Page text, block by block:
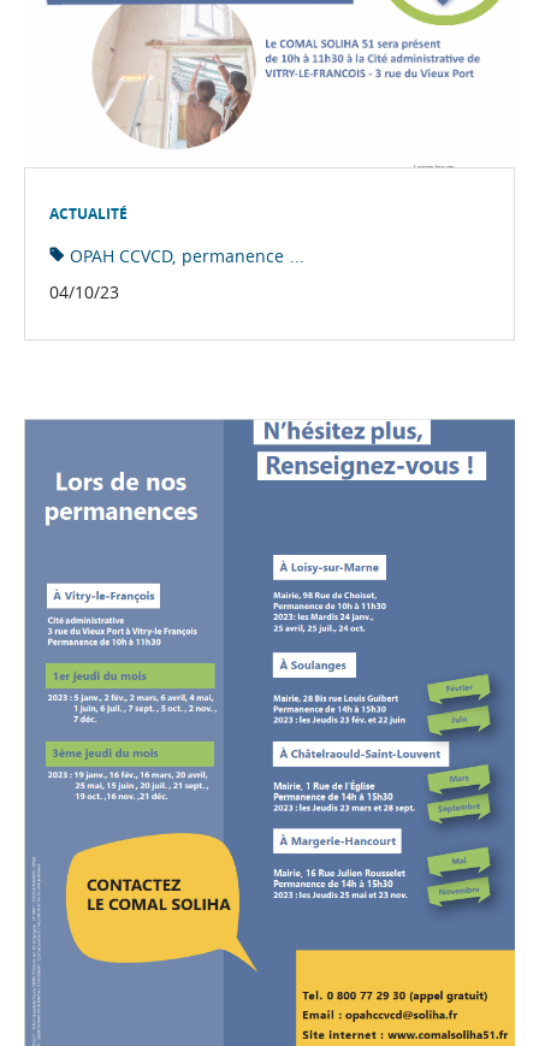
ACTUALITÉ
OPAH CCVCD permanence ...
04/10/23